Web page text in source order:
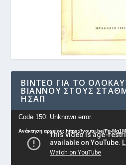
ΒΊΝΤΕΟ ΓΙΑ ΤΟ
ΒΙΆΝΝΟΥ ΣΤΟΥΣ
ΗΣΑΠ
Πρόγραμμα
Αναπαραγωγής
Βίντεο
Code 150: Unknown error.
Ανάκτηση αρχείου: https://youtu.be/Fg-